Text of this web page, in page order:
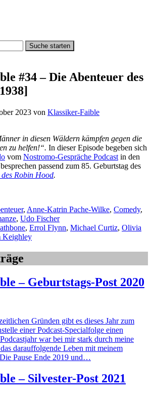
Suche starten
#34 – Die Abenteuer des
2023 von Klassiker-Faible
in diesen Wäldern kämpfen gegen die
zu helfen!“. In dieser Episode begeben sich
vom Nostromo-Gespräche Podcast in den
passend zum 85. Geburtstag des
Robin Hood.
, Anne-Katrin Pache-Wilke, Comedy,
, Udo Fischer
, Errol Flynn, Michael Curtiz, Olivia
Keighley
– Geburtstags-Post 2020
Gründen gibt es dieses Jahr zum
einer Podcast-Specialfolge einen
war bei mir stark durch meine
darauffolgende Leben mit meinem
Pause Ende 2019 und…
– Silvester-Post 2021